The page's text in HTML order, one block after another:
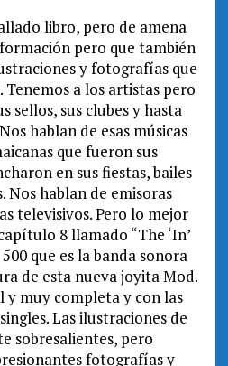
libro, pero de amena
pero que también
y fotografías que
a los artistas pero
sellos, sus clubes y hasta
hablan de esas músicas
que fueron sus
en sus fiestas, bailes
Nos hablan de emisoras
televisivos. Pero lo mejor
8 llamado “The ‘In’
que es la banda sonora
de esta nueva joyita Mod.
y muy completa y con las
Las ilustraciones de
sobresalientes, pero
fotografías y